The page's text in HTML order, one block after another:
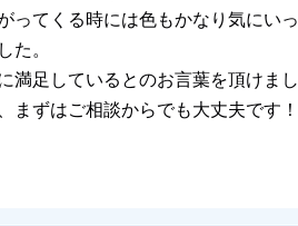
ってくる時には色もかなり気にい
た。
足しているとのお言葉を頂けまし
まずはご相談からでも大丈夫です！